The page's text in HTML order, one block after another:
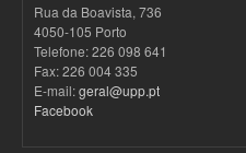
Rua da Boavista, 736
4050-105 Porto
Telefone: 226 098 641
Fax: 226 004 335
E-mail:geral@upp.pt
Facebook